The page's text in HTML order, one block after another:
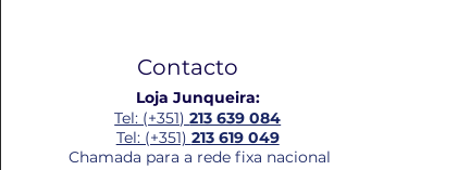
Contacto
Loja Junqueira:
Tel: (+351)213 639 084
Tel: (+351) 213 619 049
Chamada para a rede fixa nacional